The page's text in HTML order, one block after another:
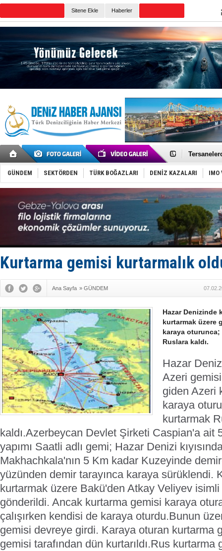
Sitene Ekle Haberler
Petrol
Hat-San
Arkas,
Malezya
MV
Denizde
Füze ve
İran
Uzmanlar
Gemi
Dron
GÜNDEM SEKTÖRDEN TÜRK BOĞAZLARI DENİZ KAZALARI IMO
Kurtarma gemisi kurtarmalık
Ana Sayfa » GÜNDEM
Hazar Denizinde
kurtarmak üzere
karaya
Ruslara kaldı.
Hazar
Azeri
giden Azeri
karaya
kurtarmak
kaldı.Azerbeycan Devlet Şirketi Caspian'a ait
yapımı Saatli adlı gemi; Hazar Denizi
Makhachkala'nın 5 Km kadar Kuzeyinde
yüzünden demir tarayınca karaya sürüklendi.
kurtarmak üzere Bakü'den Atkay Veliyev
gönderildi. Ancak kurtarma gemisi karaya
çalışırken kendisi de karaya oturdu.Bunun
gemisi devreye girdi. Karaya oturan kurtarma
gemisi tarafından dün kurtarıldı.Rus kurtarma